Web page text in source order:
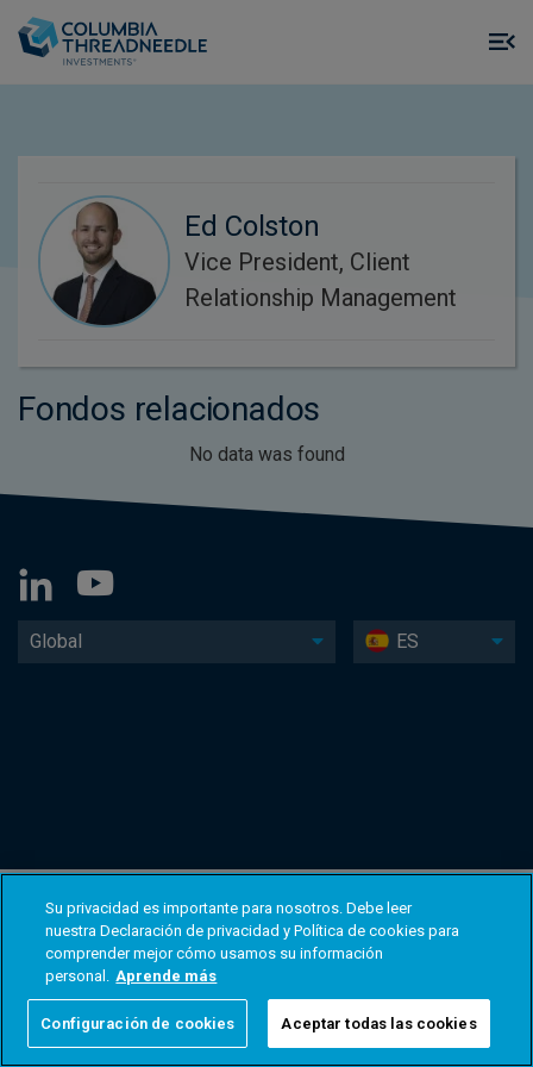
Ed Colston
Vice President, Client
Relationship Management
Fondos relacionados
No data was found
Global ES
Su privacidad es importante para nosotros. Debe leer
nuestra Declaración de privacidad y Política de cookies para
comprender mejor cómo usamos su información
personal. Aprende más
Configuración de cookies Aceptar todas las cookies